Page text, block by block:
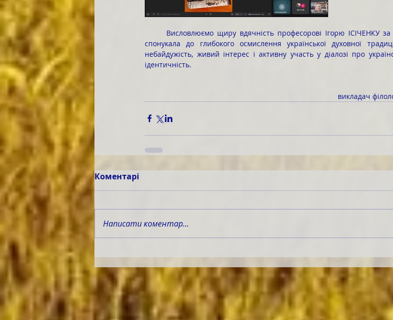
спонукала до глибокого осмислення української духовної
небайдужість, живий інтерес і активну участь у діалозі про
ідентичність.
викладач
Коментарі
Написати коментар...